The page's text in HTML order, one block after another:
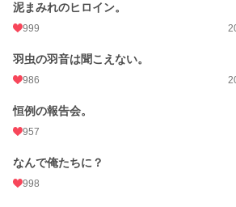
泥まみれのヒロイン。
999
羽虫の羽音は聞こえない。
986
恒例の報告会。
957
なんで俺たちに？
998